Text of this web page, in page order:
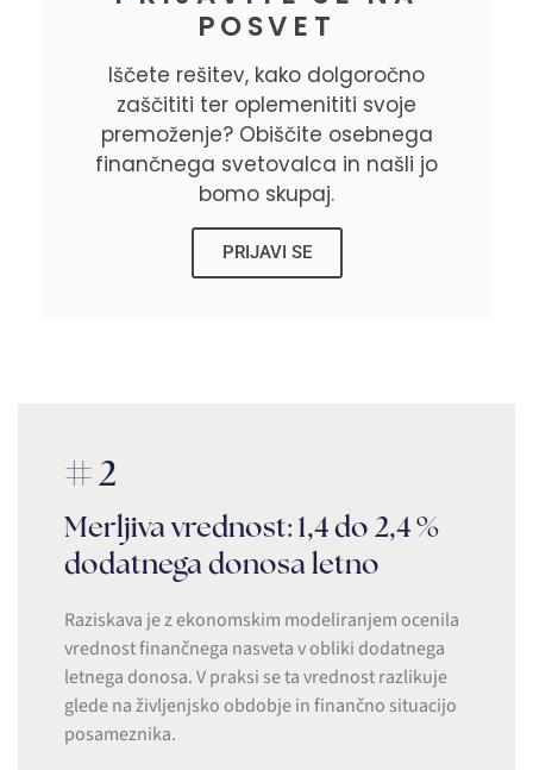
POSVET
Iščete rešitev, kako dolgoročno
zaščititi ter oplemenititi svoje
premoženje? Obiščite osebnega
finančnega svetovalca in našli jo
bomo skupaj.
PRIJAVI SE
#2
Merljiva vrednost: 1,4 do 2,4 %
dodatnega donosa letno
Raziskava je z ekonomskim modeliranjem ocenila
vrednost finančnega nasveta v obliki dodatnega
letnega donosa. V praksi se ta vrednost razlikuje
glede na življenjsko obdobje in finančno situacijo
posameznika.